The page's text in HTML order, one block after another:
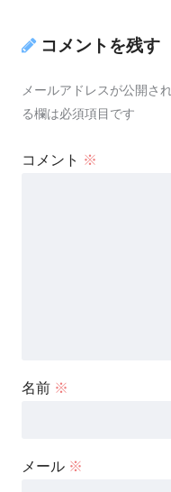
コメントを残す
メールアドレスが公開さ
る欄は必須項目です
コメント ※
名前 ※
メール ※